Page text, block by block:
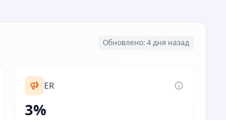
Обновлено: 4 дня назад
ER
3%